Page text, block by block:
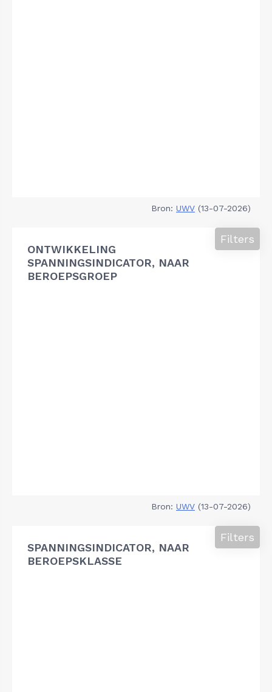
Bron: UWV (13-07-2026)
ONTWIKKELING
SPANNINGSINDICATOR, NAAR
BEROEPSGROEP
Filters
Bron: UWV (13-07-2026)
SPANNINGSINDICATOR, NAAR
BEROEPSKLASSE
Filters